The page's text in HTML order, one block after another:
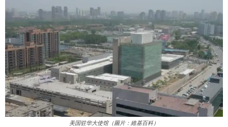
美国驻华大使馆（圖片：維基百科）